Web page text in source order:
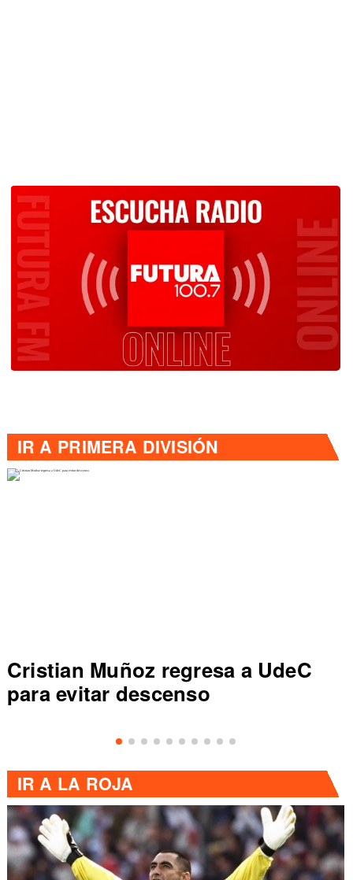
IR A PRIMERA DIVISIÓN
Colo Colo rompe récord en
de Primera al vencer a
IR A LA ROJA